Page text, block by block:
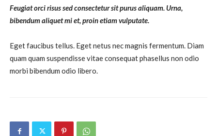
Feugiat orci risus sed consectetur sit purus aliquam. Urna,
bibendum aliquet mi et, proin etiam vulputate.
Eget faucibus tellus. Eget netus nec magnis fermentum. Diam
quam quam suspendisse vitae consequat phasellus non odio
morbi bibendum odio libero.